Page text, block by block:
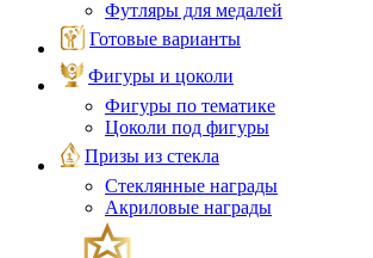
Футляры для медалей
Готовые варианты
Фигуры и цоколи
Фигуры по тематике
Цоколи под фигуры
Призы из стекла
Стеклянные награды
Акриловые награды